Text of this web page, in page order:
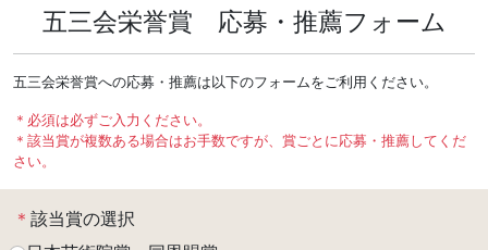
五三会栄誉賞 応募・推薦フォーム
五三会栄誉賞への応募・推薦は以下のフォームをご利用ください。
＊必須は必ずご入力ください。
＊該当賞が複数ある場合はお手数ですが、賞ごとに応募・推薦してくだ
さい。
＊ 該当賞の選択